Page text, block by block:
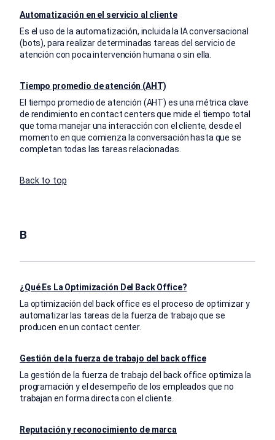
Automatización en el servicio al cliente
Es el uso de la automatización, incluida la IA conversacional
(bots), para realizar determinadas tareas del servicio de
atención con poca intervención humana o sin ella.
Tiempo promedio de atención (AHT)
El tiempo promedio de atención (AHT) es una métrica clave
de rendimiento en contact centers que mide el tiempo total
que toma manejar una interacción con el cliente, desde el
momento en que comienza la conversación hasta que se
completan todas las tareas relacionadas.
Back to top
B
¿Qué Es La Optimización Del Back Office?
La optimización del back office es el proceso de optimizar y
automatizar las tareas de la fuerza de trabajo que se
producen en un contact center.
Gestión de la fuerza de trabajo del back office
La gestión de la fuerza de trabajo del back office optimiza la
programación y el desempeño de los empleados que no
trabajan en forma directa con el cliente.
Reputación y reconocimiento de marca